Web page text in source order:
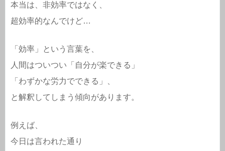
本当は、非効率ではなく、
超効率的なんでけど…
「効率」という言葉を、
人間はついつい「自分が楽できる」
「わずかな労力でできる」、
と解釈してしまう傾向があります。
例えば、
今日は言われた通り